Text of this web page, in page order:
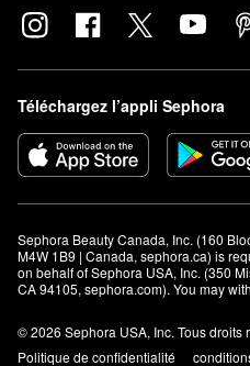
Téléchargez l’appli Sephora
Sephora Beauty Canada, Inc. (160
M4W 1B9 | Canada, sephora.ca) is
on behalf of Sephora USA, Inc. (350
CA 94105, sephora.com). You may
© 2026 Sephora USA, Inc. Tous droits
Politique de confidentialité